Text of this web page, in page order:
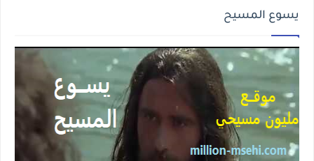
يسوع المسيح